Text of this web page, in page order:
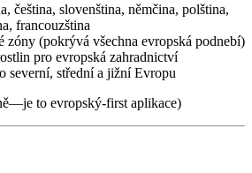
čeština, slovenština, němčina, polština,
francouzština
zóny (pokrývá všechna evropská podnebí)
pro evropská zahradnictví
severní, střední a jižní Evropu
to evropský-first aplikace)